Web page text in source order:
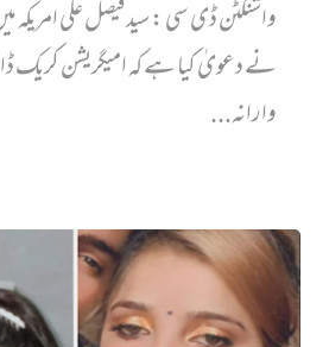
واشنگٹن ڈی سی : سید فیصل علی امریکہ
نے دعویٰ کیا ہے کہ امیگریشن کریک
وارانہ...